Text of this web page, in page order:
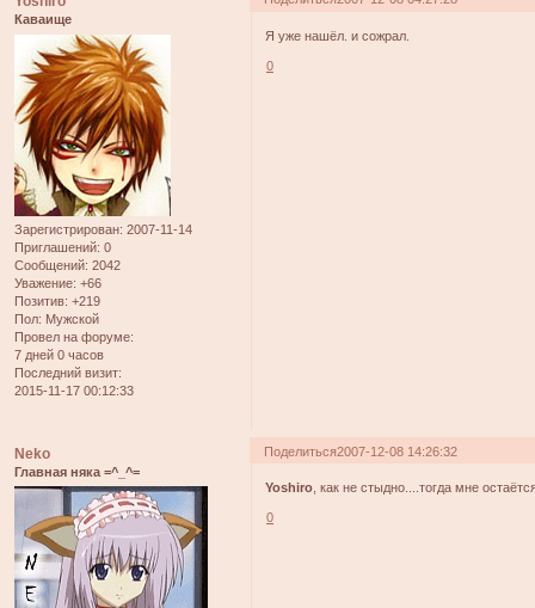
Каваище
Зарегистрирован: 2007-11-14
Приглашений: 0
Сообщений: 2042
Уважение: +66
Позитив: +219
Пол: Мужской
Провел на форуме:
7 дней 0 часов
Последний визит:
2015-11-17 00:12:33
Я уже нашёл. и сожрал.
0
Поделиться2007-12-08 14:26:32
Neko
Главная няка =^_^=
Yoshiro , как не стыдно....тогда мне
0